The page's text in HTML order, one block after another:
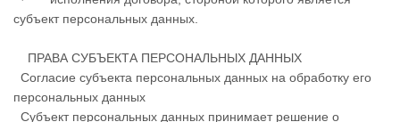
субъект персональных данных.
ПРАВА СУБЪЕКТА ПЕРСОНАЛЬНЫХ ДАННЫХ
Согласие субъекта персональных данных на обработку его
персональных данных
Субъект персональных данных принимает решение о